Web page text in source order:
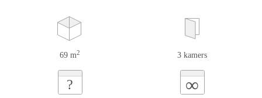
69 m2 3 kamers
? ∞